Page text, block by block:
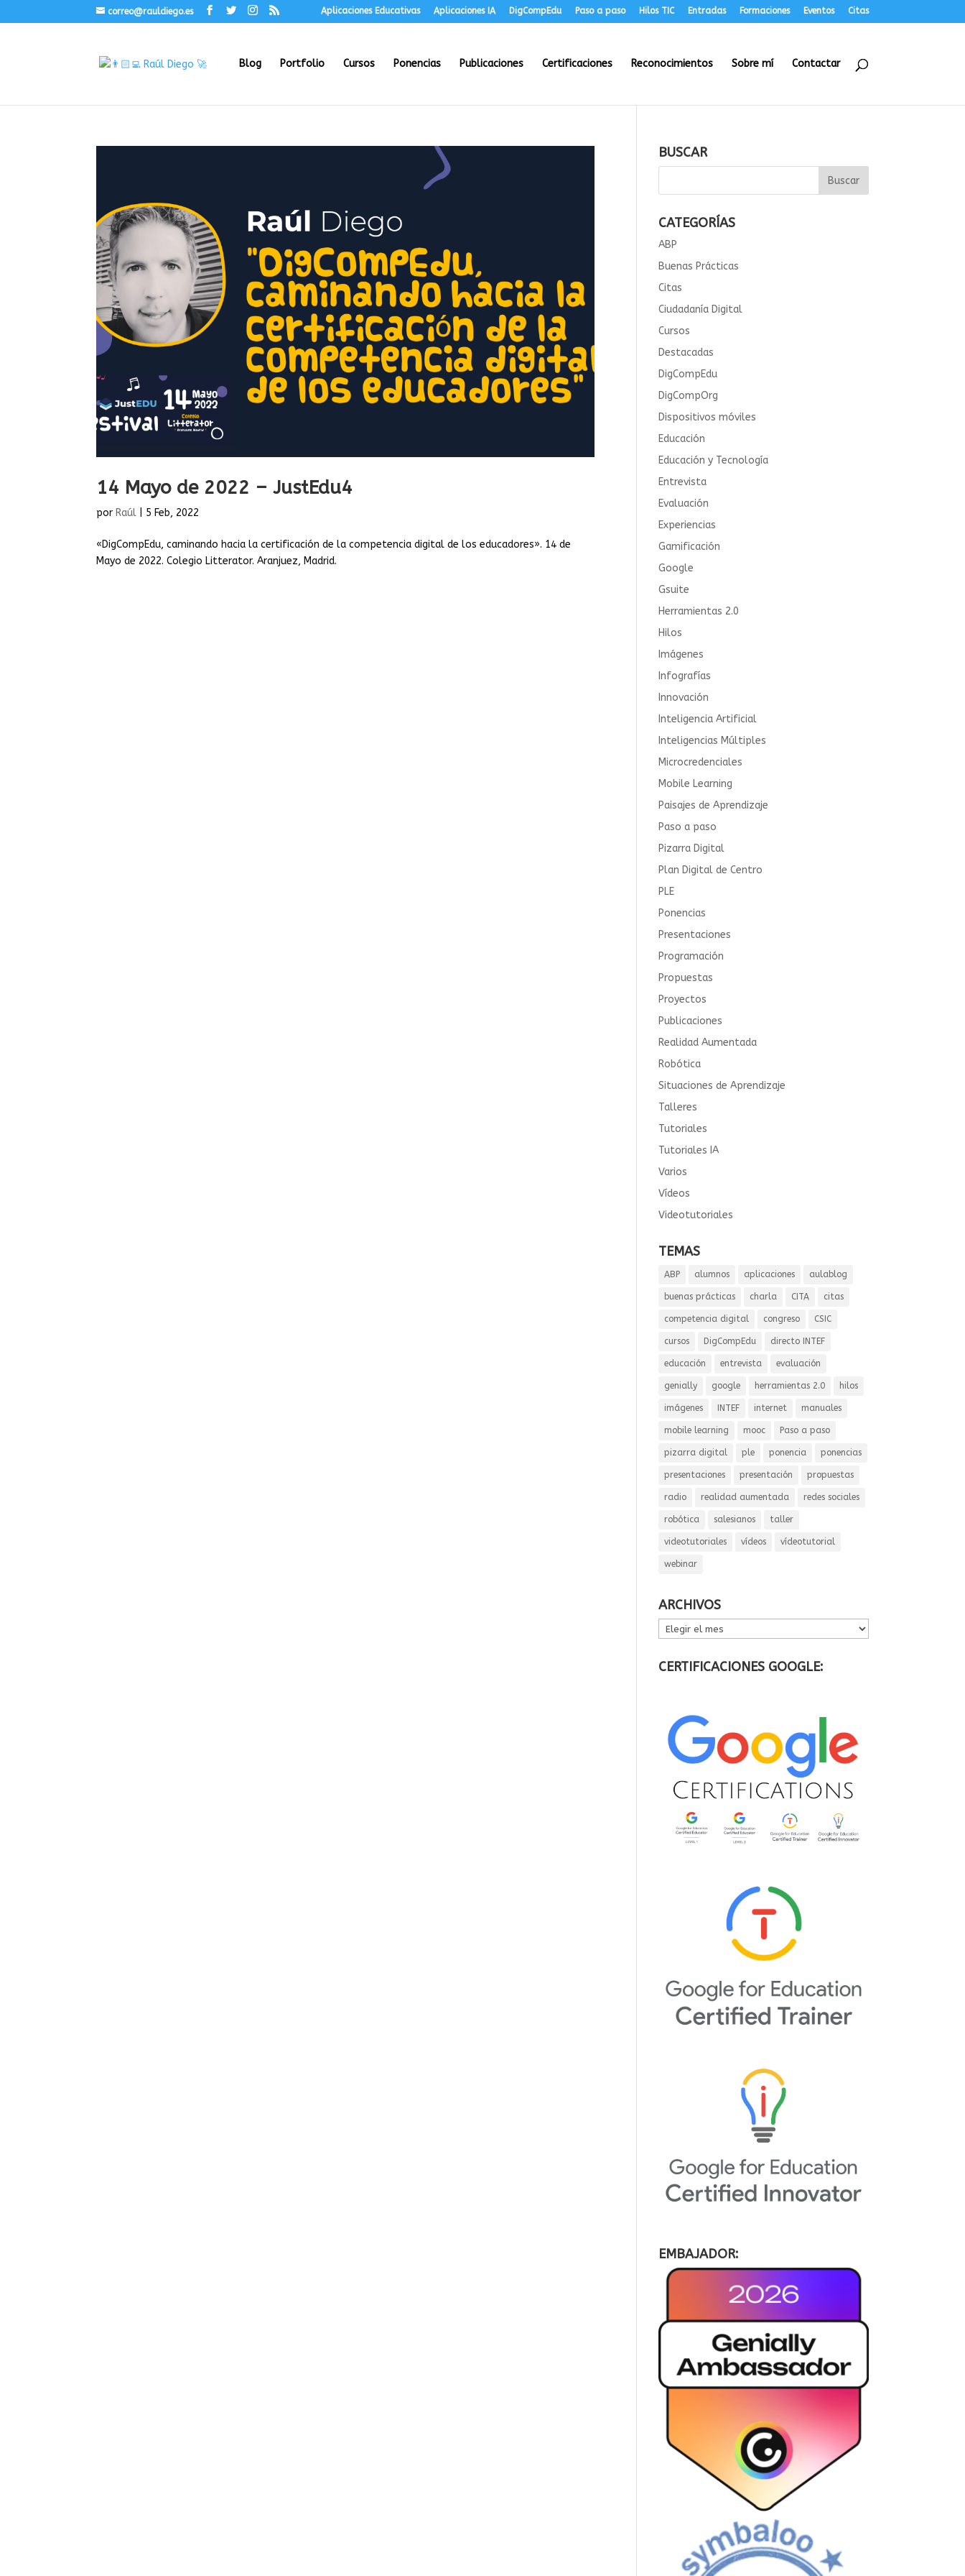
correo@rauldiego.es Aplicaciones Educativas Aplicaciones IA DigCompEdu Paso a paso Hilos TIC Entradas Formaciones Eventos Citas
Blog Portfolio Cursos Ponencias Publicaciones Certificaciones Reconocimientos Sobre mí Contactar
14 Mayo de 2022 – JustEdu4
porRaúl 5 Feb, 2022
«DigCompEdu, caminando hacia la certificación de la competencia digital de los educadores». 14 de
Mayo de 2022. Colegio Litterator. Aranjuez, Madrid.
BUSCAR
CATEGORÍAS
ABP
Buenas Prácticas
Citas
Ciudadanía Digital
Cursos
Destacadas
DigCompEdu
DigCompOrg
Dispositivos móviles
Educación
Educación y Tecnología
Entrevista
Evaluación
Experiencias
Gamificación
Google
Gsuite
Herramientas 2.0
Hilos
Imágenes
Infografías
Innovación
Inteligencia Artificial
Inteligencias Múltiples
Microcredenciales
Mobile Learning
Paisajes de Aprendizaje
Paso a paso
Pizarra Digital
Plan Digital de Centro
PLE
Ponencias
Presentaciones
Programación
Propuestas
Proyectos
Publicaciones
Realidad Aumentada
Robótica
Situaciones de Aprendizaje
Talleres
Tutoriales
Tutoriales IA
Varios
Vídeos
Videotutoriales
TEMAS
ABP alumnos aplicaciones aulablog
buenas prácticas charla CITA citas
competencia digital congreso CSIC
cursos DigCompEdu directo INTEF
educación entrevista evaluación
genially google herramientas 2.0 hilos
imágenes INTEF internet manuales
mobile learning mooc Paso a paso
pizarra digital ple ponencia ponencias
presentaciones presentación propuestas
radio realidad aumentada redes sociales
robótica salesianos taller
videotutoriales vídeos vídeotutorial
webinar
ARCHIVOS
ARCHIVOS
CERTIFICACIONES GOOGLE:
EMBAJADOR: